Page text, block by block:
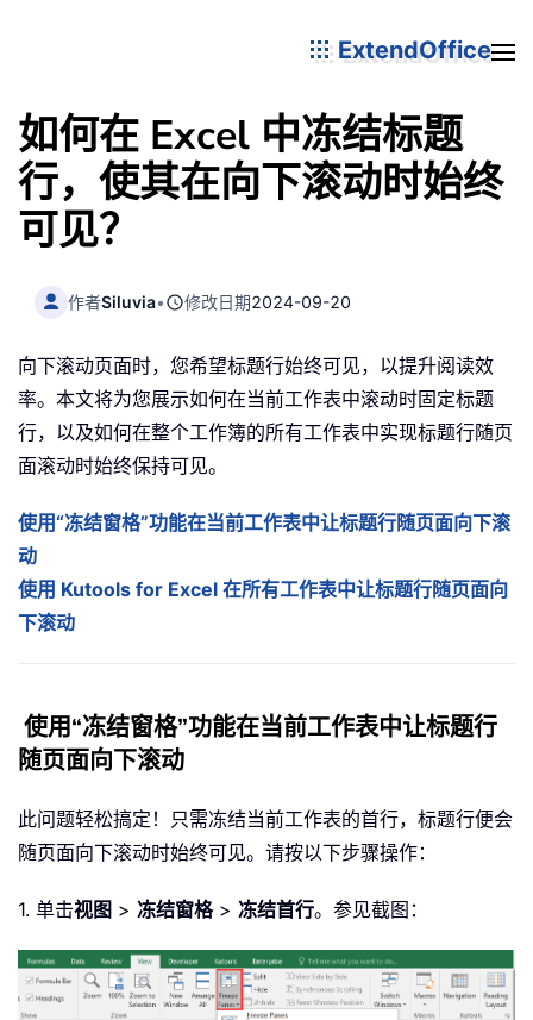
ExtendOffice
如何在 Excel 中冻结标题
行，使其在向下滚动时始终
可见？
作者Siluvia• 修改日期2024-09-20
向下滚动页面时，您希望标题行始终可见，以提升阅读效
率。本文将为您展示如何在当前工作表中滚动时固定标题
行，以及如何在整个工作簿的所有工作表中实现标题行随页
面滚动时始终保持可见。
使用“冻结窗格”功能在当前工作表中让标题行随页面向下滚
动
使用 Kutools for Excel 在所有工作表中让标题行随页面向
下滚动
使用“冻结窗格”功能在当前工作表中让标题行
随页面向下滚动
此问题轻松搞定！只需冻结当前工作表的首行，标题行便会
随页面向下滚动时始终可见。请按以下步骤操作：
1. 单击视图 > 冻结窗格> 冻结首行。参见截图：